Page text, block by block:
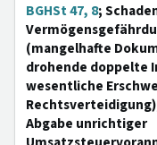
BGHSt 47, 8;
(mangelhafte
drohende doppelte
wesentliche
Abgabe unrichtiger